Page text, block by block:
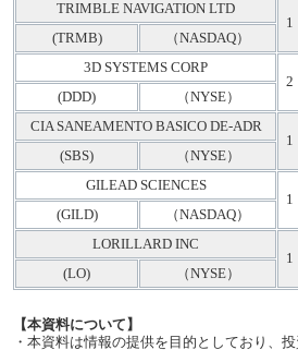
TRIMBLE NAVIGATION LTD
1
(TRMB)
（NASDAQ）
3D SYSTEMS CORP
2
(DDD)
（NYSE）
CIA SANEAMENTO BASICO DE-ADR
1
(SBS)
（NYSE）
GILEAD SCIENCES
1
(GILD)
（NASDAQ）
LORILLARD INC
1
(LO)
（NYSE）
【本資料について】
・本資料は情報の提供を目的としており、